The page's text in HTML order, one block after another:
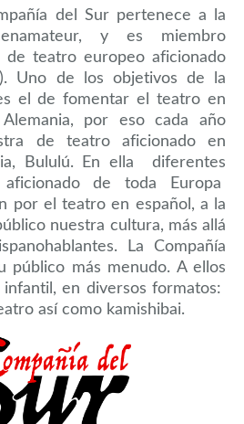
del Sur pertenece a la
y es miembro
teatro europeo aficionado
Uno de los objetivos de la
el de fomentar el teatro en
por eso cada año
de teatro aficionado en
Bululú. En ella diferentes
de toda Europa
por el teatro en español, a la
nuestra cultura, más allá
La Compañía
público más menudo. A ellos
en diversos formatos:
así como kamishibai.